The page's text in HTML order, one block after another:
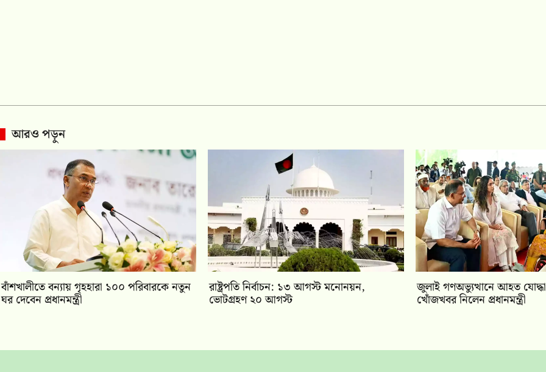
আরও পড়ুন
বাঁশখালীতে বন্যায় গৃহহারা ১০০ পরিবারকে নতুন
ঘর দেবেন প্রধানমন্ত্রী
রাষ্ট্রপতি নির্বাচন: ১৩ আগস্ট মনোনয়ন,
ভোটগ্রহণ ২০ আগস্ট
জুলাই গণঅভ্যুত্থানে আহত
খোঁজখবর নিলেন প্রধানমন্ত্রী